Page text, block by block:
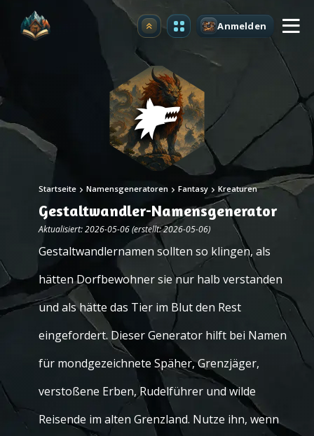
Upgrade Anmelden
Startseite Namensgeneratoren Fantasy Kreaturen
Gestaltwandler-Namensgenerator
Aktualisiert: 2026-05-06 (erstellt: 2026-05-06)
Gestaltwandlernamen sollten so klingen, als
hätten Dorfbewohner sie nur halb verstanden
und als hätte das Tier im Blut den Rest
eingefordert. Dieser Generator hilft bei Namen
für mondgezeichnete Späher, Grenzjäger,
verstoßene Erben, Rudelführer und wilde
Reisende im alten Grenzland. Nutze ihn, wenn